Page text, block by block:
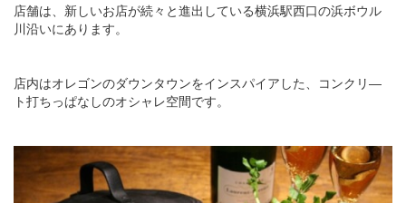
店舗は、新しいお店が続々と進出している横浜駅西口の浜ボウル
川沿いにあります。
店内はオレゴンのダウンタウンをインスパイアした、コンクリ―
ト打ちっぱなしのオシャレ空間です。